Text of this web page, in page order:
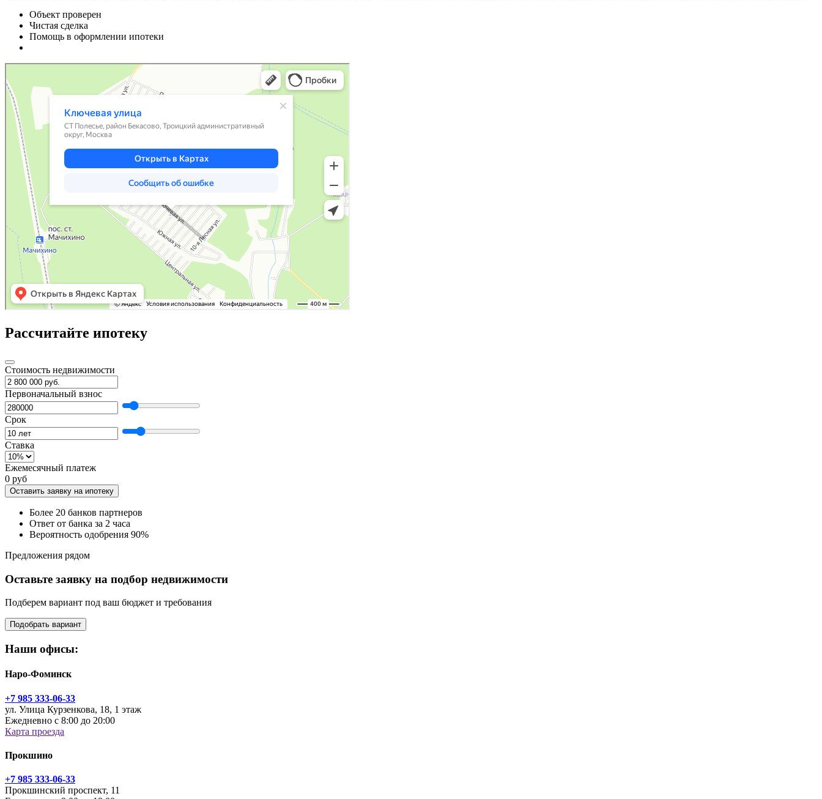
Объект проверен
Чистая сделка
Помощь в оформлении ипотеки
Рассчитайте ипотеку
Стоимость недвижимости
Первоначальный взнос
Срок
Ставка
Ежемесячный платеж
0 руб
Оставить заявку на ипотеку
Более 20 банков партнеров
Ответ от банка за 2 часа
Вероятность одобрения 90%
Предложения рядом
Оставьте заявку на подбор недвижимости
Подберем вариант под ваш бюджет и требования
Подобрать вариант
Наши офисы:
Наро-Фоминск
+7 985 333-06-33
ул. Улица Курзенкова, 18, 1 этаж
Ежедневно с 8:00 до 20:00
Карта проезда
Прокшино
+7 985 333-06-33
Прокшинский проспект, 11